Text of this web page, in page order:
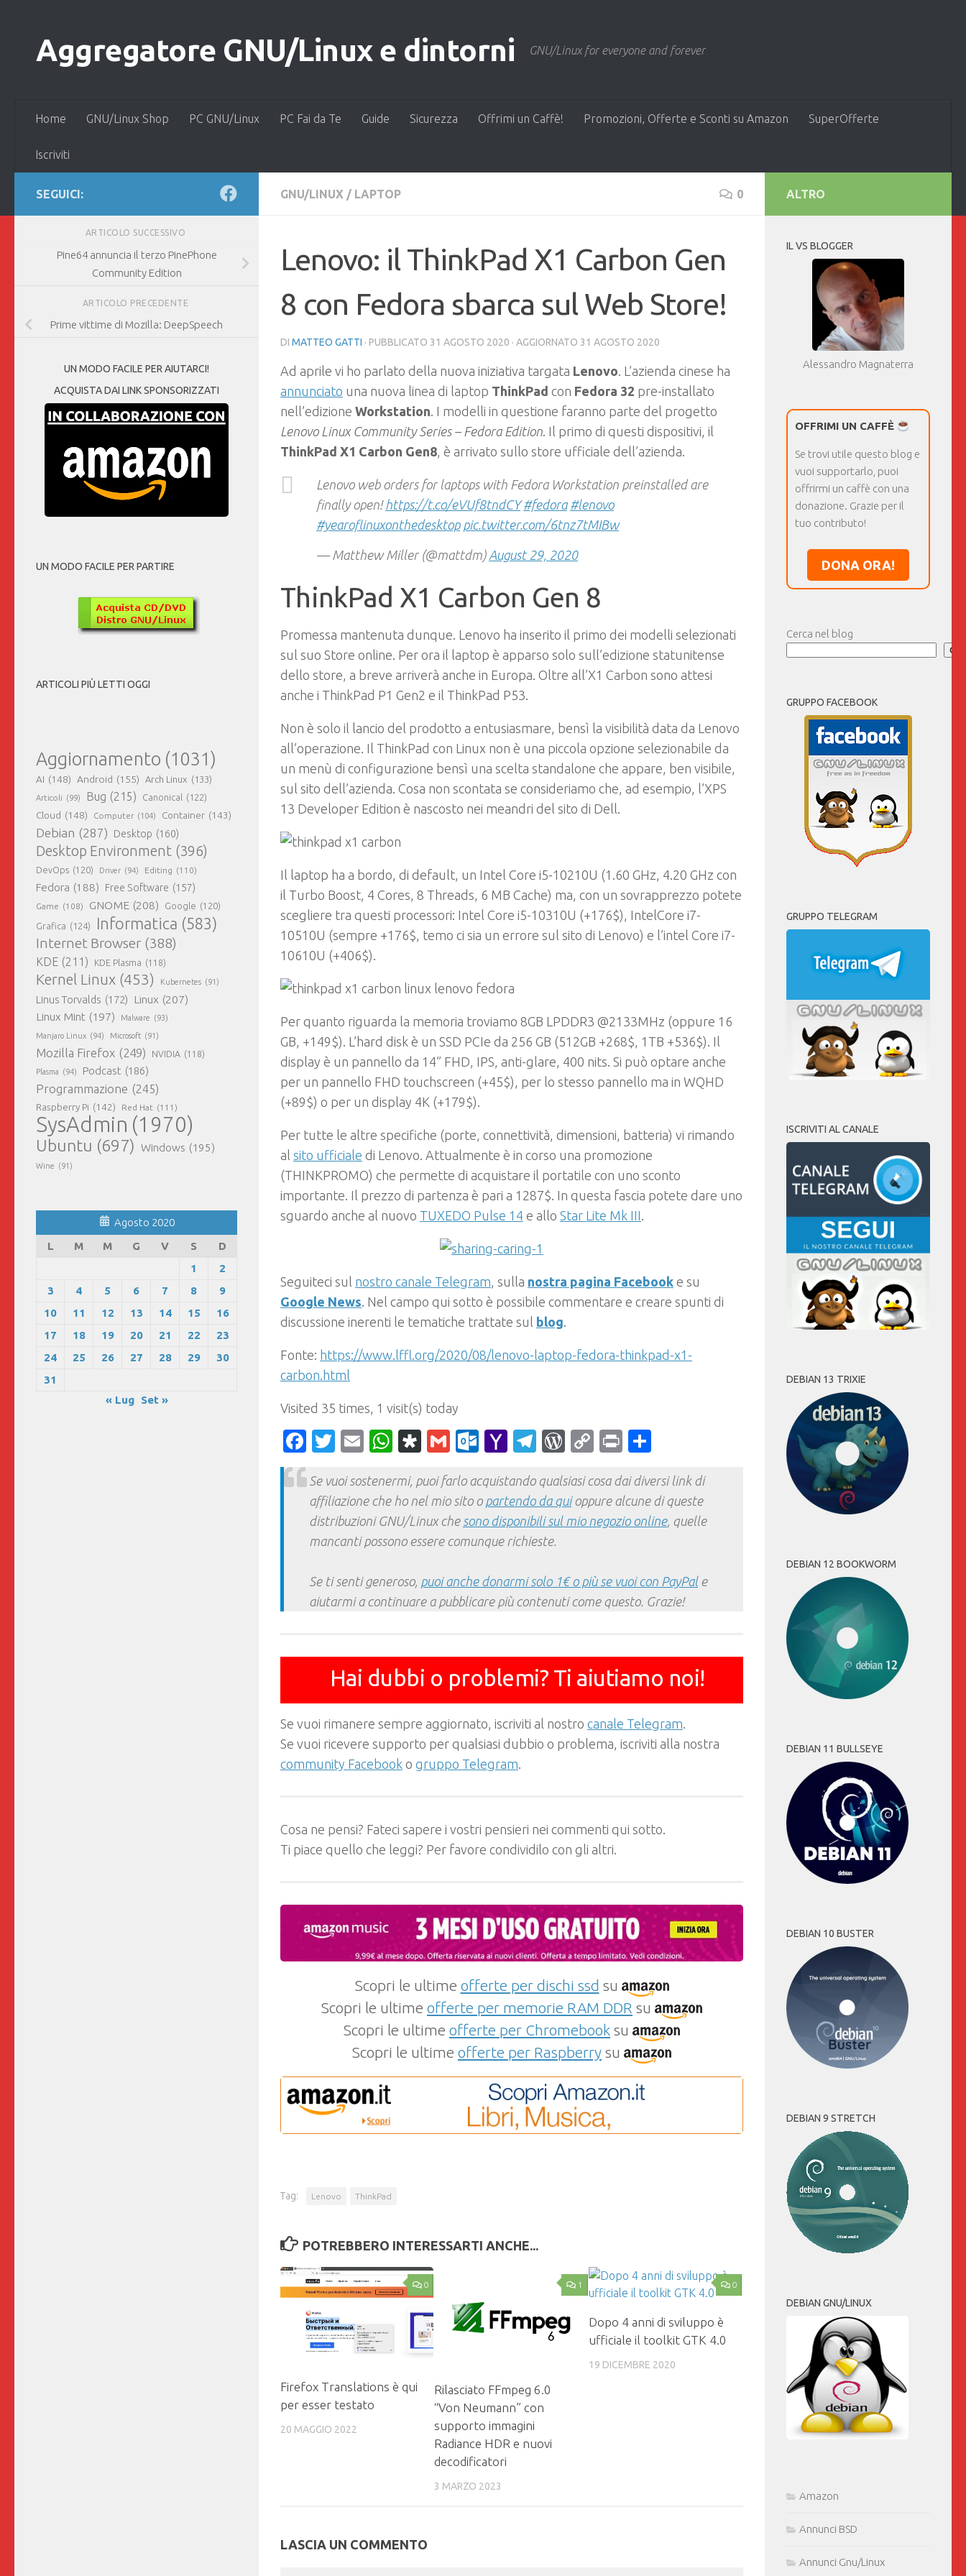
Aggregatore GNU/Linux e dintorni GNU/Linux for everyone and forever
Home GNU/Linux Shop PC GNU/Linux PC Fai da Te Guide Sicurezza Offrimi un Caffè! Promozioni, Offerte e Sconti su Amazon SuperOfferte
Iscriviti
GNU/LINUX / LAPTOP 0
Lenovo: il ThinkPad X1 Carbon Gen
8 con Fedora sbarca sul Web Store!
DI MATTEO GATTI · PUBBLICATO 31 AGOSTO 2020 · AGGIORNATO 31 AGOSTO 2020
Ad aprile vi ho parlato della nuova iniziativa targata Lenovo. L’azienda cinese ha
annunciato una nuova linea di laptop ThinkPad con Fedora 32 pre-installato
nell’edizione Workstation. I modelli in questione faranno parte del progetto
Lenovo Linux Community Series – Fedora Edition. Il primo di questi dispositivi, il
ThinkPad X1 Carbon Gen8, è arrivato sullo store ufficiale dell’azienda.
Lenovo web orders for laptops with Fedora Workstation preinstalled are
finally open!https://t.co/eVUf8tndCY #fedora #lenovo
#yearoflinuxonthedesktop pic.twitter.com/6tnz7tMIBw
— Matthew Miller (@mattdm) August 29, 2020
ThinkPad X1 Carbon Gen 8
Promessa mantenuta dunque. Lenovo ha inserito il primo dei modelli selezionati
sul suo Store online. Per ora il laptop è apparso solo sull’edizione statunitense
dello store, a breve arriverà anche in Europa. Oltre all’X1 Carbon sono attesi
anche i ThinkPad P1 Gen2 e il ThinkPad P53.
Non è solo il lancio del prodotto a entusiasmare, bensì la visibilità data da Lenovo
all’operazione. Il ThinkPad con Linux non è una piccola opzione selezionabile da
un menù di configurazione bensì una scelta standalone che appare, ben visibile,
sul sito dell’azienda. Cosa non scontata se consideriamo che, ad esempio, l’XPS
13 Developer Edition è nascosto nei meandri del sito di Dell.
Il laptop ha a bordo, di default, un Intel Core i5-10210U (1.60 GHz, 4.20 GHz con
il Turbo Boost, 4 Cores, 8 Threads, 6 MB Cache) ma, con un sovrapprezzo potete
scegliere tra questi processori: Intel Core i5-10310U (+176$), IntelCore i7-
10510U (sempre +176$, temo ci sia un errore sul sito di Lenovo) e l’intel Core i7-
10610U (+406$).
Per quanto riguarda la memoria troviamo 8GB LPDDR3 @2133MHz (oppure 16
GB, +149$). L’hard disk è un SSD PCIe da 256 GB (512GB +268$, 1TB +536$). Il
display è un pannello da 14” FHD, IPS, anti-glare, 400 nits. Si può optare anche
per un pannello FHD touchscreen (+45$), per lo stesso pannello ma in WQHD
(+89$) o per un display 4K (+179$).
Per tutte le altre specifiche (porte, connettività, dimensioni, batteria) vi rimando
al sito ufficiale di Lenovo. Attualmente è in corso una promozione
(THINKPROMO) che permette di acquistare il portatile con uno sconto
importante. Il prezzo di partenza è pari a 1287$. In questa fascia potete dare uno
sguardo anche al nuovo TUXEDO Pulse 14 e allo Star Lite Mk III
Seguiteci sul nostro canale Telegram , sulla nostra pagina Facebook e su
Google News . Nel campo qui sotto è possibile commentare e creare spunti di
discussione inerenti le tematiche trattate sul blog
Fonte: https://www.lffl.org/2020/08/lenovo-laptop-fedora-thinkpad-x1-
carbon.html
Visited 35 times, 1 visit(s) today
Facebook
Twitter
EmailWhatsApp
Diaspora
GmailOutlook.com
YahooTelegram
WordPress
CopyPrint
Se vuoi sostenermi, puoi farlo acquistando qualsiasi cosa dai diversi link di
affiliazione che ho nel mio sito o partendo da quioppure alcune di queste
distribuzioni GNU/Linux che sono disponibili sul mio negozio online, quelle
mancanti possono essere comunque richieste.
Se ti senti generoso, puoi anche donarmi solo 1€ o più se vuoi con PayPale
aiutarmi a continuare a pubblicare più contenuti come questo. Grazie!
Hai dubbi o problemi? Ti aiutiamo noi!
Se vuoi rimanere sempre aggiornato, iscriviti al nostro canale Telegram
Se vuoi ricevere supporto per qualsiasi dubbio o problema, iscriviti alla nostra
community Facebook o gruppo Telegram
Cosa ne pensi? Fateci sapere i vostri pensieri nei commenti qui sotto.
Ti piace quello che leggi? Per favore condividilo con gli altri.
Scopri le ultime offerte per dischi ssd su
Scopri le ultime offerte per memorie RAM DDR su
Scopri le ultime offerte per Chromebook su
Scopri le ultime offerte per Raspberry su
Tag: Lenovo ThinkPad
POTREBBERO INTERESSARTI ANCHE...
0
Firefox Translations è qui
per esser testato
20 MAGGIO 2022
1
Rilasciato FFmpeg 6.0
“Von Neumann” con
supporto immagini
Radiance HDR e nuovi
decodificatori
3 MARZO 2023
0
Dopo 4 anni di sviluppo è
ufficiale il toolkit GTK 4.0
19 DICEMBRE 2020
LASCIA UN COMMENTO
SEGUICI:
ARTICOLO SUCCESSIVO
Pine64 annuncia il terzo PinePhone
Community Edition
ARTICOLO PRECEDENTE
Prime vittime di Mozilla: DeepSpeech
UN MODO FACILE PER AIUTARCI!
ACQUISTA DAI LINK SPONSORIZZATI
UN MODO FACILE PER PARTIRE
ARTICOLI PIÙ LETTI OGGI
Aggiornamento (1031)
AI (148) Android (155) Arch Linux (133)
Articoli (99) Bug (215) Canonical (122)
Cloud (148) Computer (104) Container (143)
Debian (287) Desktop (160)
Desktop Environment (396)
DevOps (120) Driver (94) Editing (110)
Fedora (188) Free Software (157)
Game (108) GNOME (208) Google (120)
Grafica (124) Informatica (583)
Internet Browser (388)
KDE (211) KDE Plasma (118)
Kernel Linux (453) Kubernetes (91)
Linus Torvalds (172) Linux (207)
Linux Mint (197) Malware (93)
Manjaro Linux (94) Microsoft (91)
Mozilla Firefox (249) NVIDIA (118)
Plasma (94) Podcast (186)
Programmazione (245)
Raspberry Pi (142) Red Hat (111)
SysAdmin (1970)
Ubuntu (697) Windows (195)
Wine (91)
Agosto 2020
L
M M G V S
D
1
2
3
4 5 6 7 8
9
10
11 12 13 14 15
16
17
18 19 20 21 22
23
24
25 26 27 28 29
30
31
« Lug
Set »
ALTRO
IL VS BLOGGER
Alessandro Magnaterra
OFFRIMI UN CAFFÈ
Se trovi utile questo blog e
vuoi supportarlo, puoi
offrirmi un caffè con una
donazione. Grazie per il
tuo contributo!
DONA ORA!
Cerca nel blog
GRUPPO FACEBOOK
GRUPPO TELEGRAM
ISCRIVITI AL CANALE
DEBIAN 13 TRIXIE
DEBIAN 12 BOOKWORM
DEBIAN 11 BULLSEYE
DEBIAN 10 BUSTER
DEBIAN 9 STRETCH
DEBIAN GNU/LINUX
Amazon
Annunci BSD
Annunci Gnu/Linux